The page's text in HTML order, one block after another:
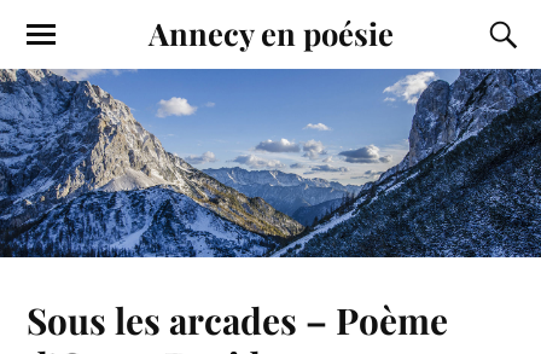
Annecy en poésie
Sous les arcades – Poème